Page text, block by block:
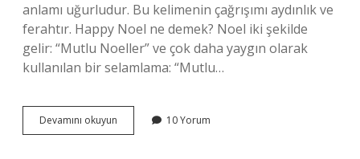
anlamı uğurludur. Bu kelimenin çağrışımı aydınlık ve
ferahtır. Happy Noel ne demek? Noel iki şekilde
gelir: “Mutlu Noeller” ve çok daha yaygın olarak
kullanılan bir selamlama: “Mutlu…
Devamını okuyun
Ingilizcede
10 Yorum